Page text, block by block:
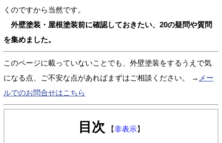
くのですから当然です。
外壁塗装・屋根塗装前に確認しておきたい、20の疑問や質問
を集めました。
このページに載っていないことでも、外壁塗装をするうえで気
になる点、ご不安な点があればまずはご相談ください。 → メー
ルでのお問合せはこちら
目次 【非表示】